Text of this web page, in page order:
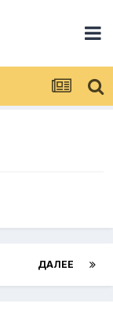
ДАЛЕЕ